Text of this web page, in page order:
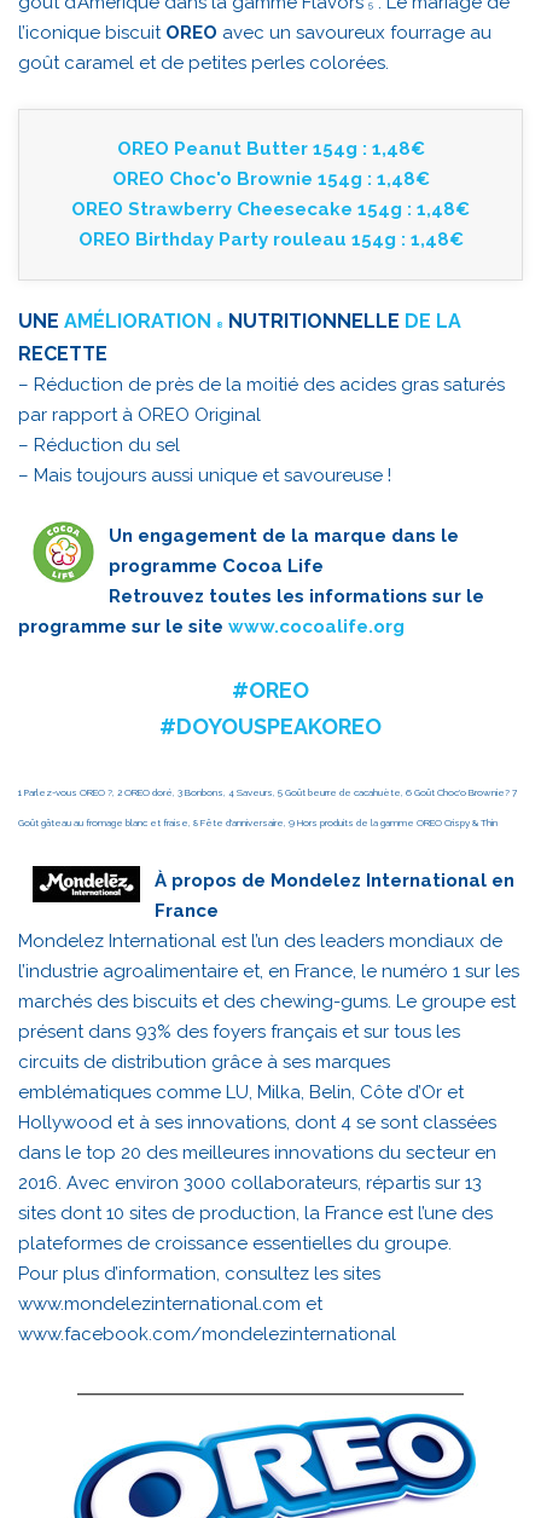
5
l’iconique biscuit OREO avec un savoureux fourrage au
goût caramel et de petites perles colorées.
OREO Peanut Butter 154g : 1,48€
OREO Choc'o Brownie 154g : 1,48€
OREO Strawberry Cheesecake 154g : 1,48€
OREO Birthday Party rouleau 154g : 1,48€
UNE AMÉLIORATION 8 NUTRITIONNELLE DE LA
RECETTE
– Réduction de près de la moitié des acides gras saturés
par rapport à OREO Original
– Réduction du sel
– Mais toujours aussi unique et savoureuse !
Un engagement de la marque dans le
programme Cocoa Life
Retrouvez toutes les informations sur le
programme sur le site www.cocoalife.org
#OREO
#DOYOUSPEAKOREO
1 Parlez-vous OREO ?, 2 OREO doré, 3 Bonbons, 4 Saveurs, 5 Goût beurre de cacahuète, 6 Goût Choc'o Brownie? 7
Goût gâteau au fromage blanc et fraise, 8 Fête d'anniversaire, 9 Hors produits de la gamme OREO Crispy & Thin
À propos de Mondelez International en
France
Mondelez International est l’un des leaders mondiaux de
l’industrie agroalimentaire et, en France, le numéro 1 sur les
marchés des biscuits et des chewing-gums. Le groupe est
présent dans 93% des foyers français et sur tous les
circuits de distribution grâce à ses marques
emblématiques comme LU, Milka, Belin, Côte d’Or et
Hollywood et à ses innovations, dont 4 se sont classées
dans le top 20 des meilleures innovations du secteur en
2016. Avec environ 3000 collaborateurs, répartis sur 13
sites dont 10 sites de production, la France est l’une des
plateformes de croissance essentielles du groupe.
Pour plus d’information, consultez les sites
www.mondelezinternational.com et
www.facebook.com/mondelezinternational